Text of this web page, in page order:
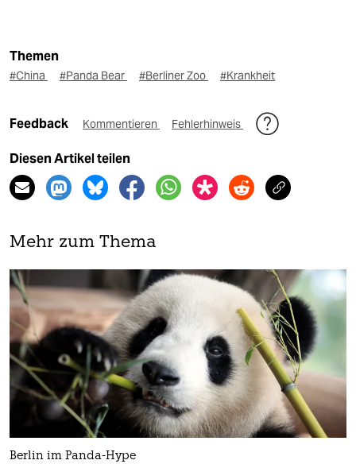
Themen
#China #Panda Bear #Berliner Zoo #Krankheit
Feedback Kommentieren Fehlerhinweis
Diesen Artikel teilen
Mehr zum Thema
Berlin im Panda-Hype